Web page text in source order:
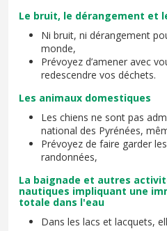
Le bruit, le dérangement et
Ni bruit, ni dérangement
monde,
Prévoyez d’amener avec
redescendre vos déchets.
Les animaux domestiques
Les chiens ne sont pas
national des Pyrénées,
Prévoyez de faire garder
randonnées,
La baignade et autres
nautiques impliquant une
totale dans l'eau
Dans les lacs et lacquets,